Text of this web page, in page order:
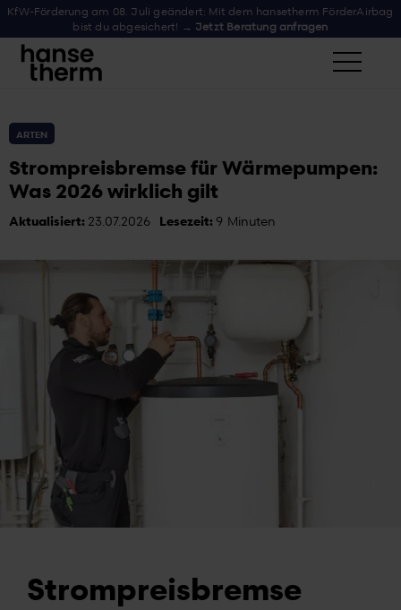
KfW-Förderung am 08. Juli geändert: Mit dem hansetherm FörderAirbag
bist du abgesichert! → Jetzt Beratung anfragen
ARTEN
Strompreisbremse für Wärmepumpen:
Was 2026 wirklich gilt
Aktualisiert: 23.07.2026 Lesezeit: 9 Minuten
Strompreisbremse